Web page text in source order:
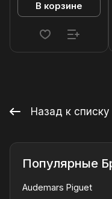
В корзине
Назад к списку
Популярные
Audemars Piguet